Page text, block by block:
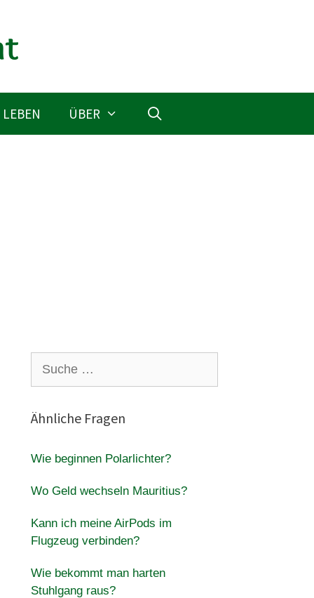
ÜBER
nach:
Ähnliche Fragen
Wie beginnen Polarlichter?
Wo Geld wechseln Mauritius?
Kann ich meine AirPods im
Flugzeug verbinden?
Wie bekommt man harten
Stuhlgang raus?